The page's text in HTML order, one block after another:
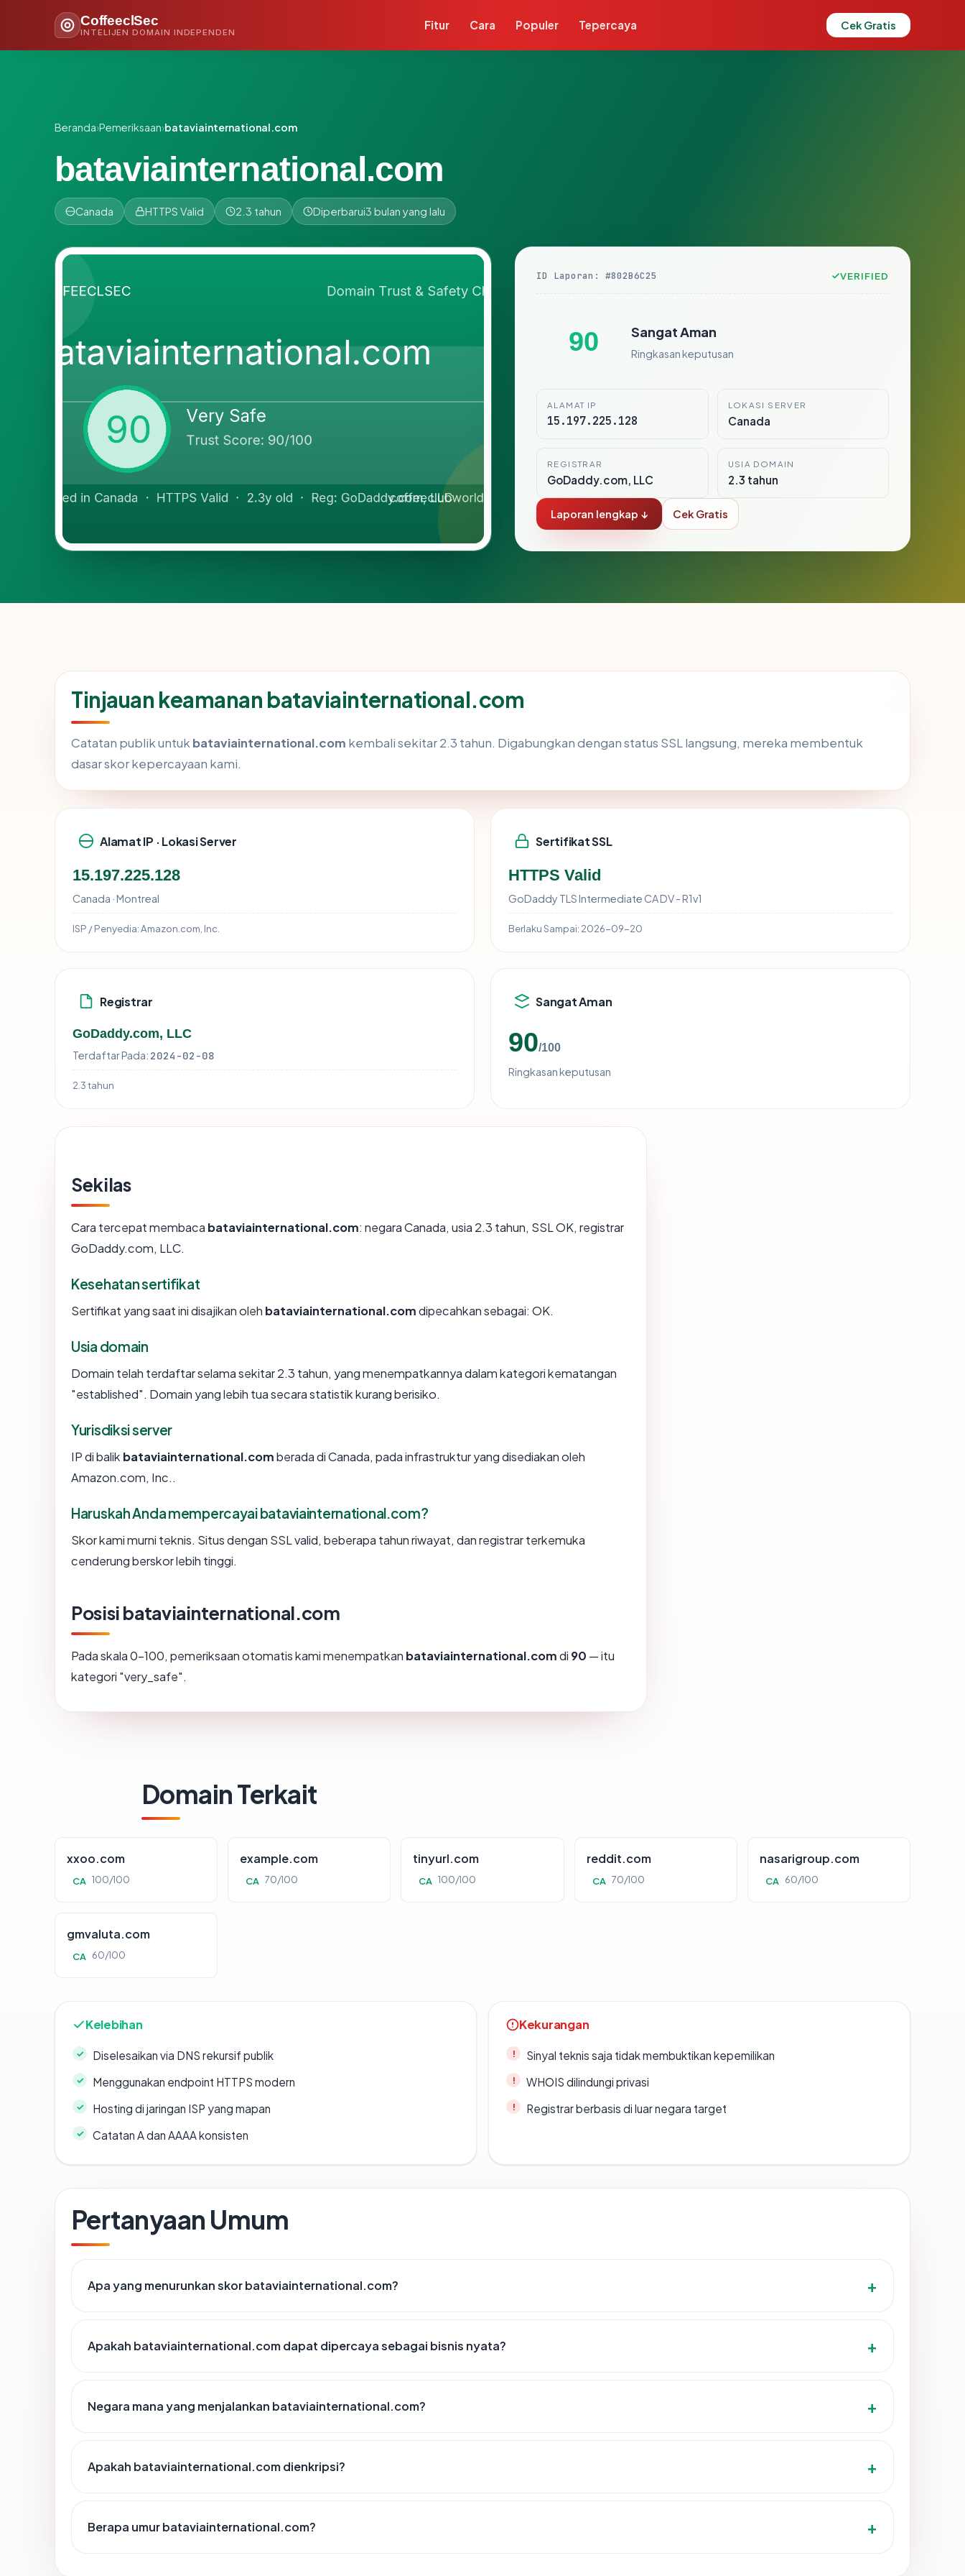
CoffeeclSec
INTELIJEN DOMAIN INDEPENDEN
Fitur Cara Populer Tepercaya Cek Gratis
Beranda›Pemeriksaan›bataviainternational.com
bataviainternational.com
Canada HTTPS Valid 2.3 tahun Diperbarui3 bulan yang lalu
ID Laporan: #802B6C25 VERIFIED
90 Sangat Aman
Ringkasan keputusan
ALAMAT IP
15.197.225.128
LOKASI SERVER
Canada
REGISTRAR
GoDaddy.com, LLC
USIA DOMAIN
2.3 tahun
Laporan lengkap ↓ Cek Gratis
Tinjauan keamanan bataviainternational.com
Catatan publik untuk bataviainternational.com kembali sekitar 2.3 tahun. Digabungkan dengan status SSL langsung, mereka membentuk
dasar skor kepercayaan kami.
Alamat IP · Lokasi Server
15.197.225.128
Canada · Montreal
ISP / Penyedia:Amazon.com, Inc.
Sertifikat SSL
HTTPS Valid
GoDaddy TLS Intermediate CA DV - R1v1
Berlaku Sampai: 2026-09-20
Registrar
GoDaddy.com, LLC
Terdaftar Pada: 2024-02-08
2.3 tahun
Sangat Aman
90/100
Ringkasan keputusan
Sekilas
Cara tercepat membaca bataviainternational.com: negara Canada, usia 2.3 tahun, SSL OK, registrar
GoDaddy.com, LLC.
Kesehatan sertifikat
Sertifikat yang saat ini disajikan oleh bataviainternational.comdipecahkan sebagai: OK.
Usia domain
Domain telah terdaftar selama sekitar 2.3 tahun, yang menempatkannya dalam kategori kematangan
"established". Domain yang lebih tua secara statistik kurang berisiko.
Yurisdiksi server
IP di balik bataviainternational.comberada di Canada, pada infrastruktur yang disediakan oleh
Amazon.com, Inc..
Haruskah Anda mempercayai bataviainternational.com?
Skor kami murni teknis. Situs dengan SSL valid, beberapa tahun riwayat, dan registrar terkemuka
cenderung berskor lebih tinggi.
Posisi bataviainternational.com
Pada skala 0-100, pemeriksaan otomatis kami menempatkan bataviainternational.comdi 90 — itu
kategori "very_safe".
Domain Terkait
xxoo.com
CA 100/100
example.com
CA 70/100
tinyurl.com
CA 100/100
reddit.com
CA 70/100
nasarigroup.com
CA 60/100
gmvaluta.com
CA 60/100
Kelebihan
Diselesaikan via DNS rekursif publik
Menggunakan endpoint HTTPS modern
Hosting di jaringan ISP yang mapan
Catatan A dan AAAA konsisten
Kekurangan
Sinyal teknis saja tidak membuktikan kepemilikan
WHOIS dilindungi privasi
Registrar berbasis di luar negara target
Pertanyaan Umum
Apa yang menurunkan skor bataviainternational.com?
Apakah bataviainternational.com dapat dipercaya sebagai bisnis nyata?
Negara mana yang menjalankan bataviainternational.com?
Apakah bataviainternational.com dienkripsi?
Berapa umur bataviainternational.com?